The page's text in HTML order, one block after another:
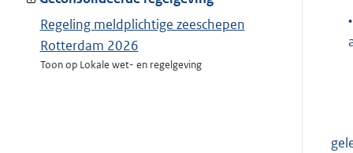
Regeling meldplichtige zeeschepen
Rotterdam 2026
Toon op Lokale wet- en regelgeving
•